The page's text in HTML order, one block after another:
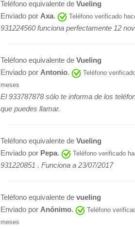
Teléfono equivalente de Vueling
Enviado por Axa. Teléfono verificado
931224560 funciona perfectamente 12
Teléfono equivalente de Vueling
Enviado por Antonio.
Teléfono
meses
El 933787878 sólo te informa de los
que puedes llamar.
Teléfono equivalente de Vueling
Enviado por Pepa. Teléfono verificado
931220851 . Funciona a 23/07/2017
Teléfono equivalente de vueling
Enviado por Anónimo.
Teléfono
meses